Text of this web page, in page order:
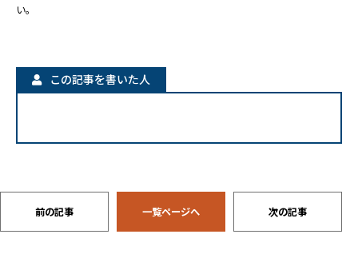
い。
この記事を書いた人
前の記事 一覧ページへ 次の記事